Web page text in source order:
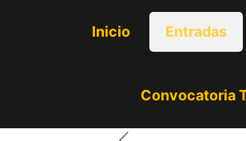
Inicio Entradas
Convocatoria